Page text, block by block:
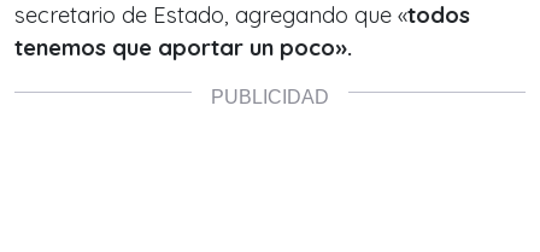
secretario de Estado, agregando que «todos
tenemos que aportar un poco».